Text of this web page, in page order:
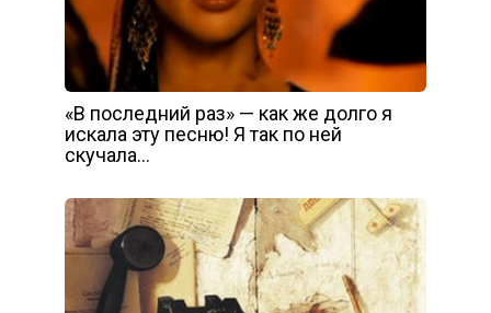
«В последний раз» — как же долго я
искала эту песню! Я так по ней
скучала…